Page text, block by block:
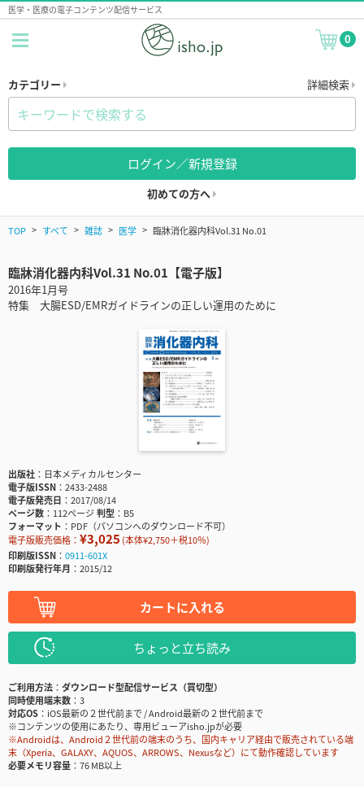
医学・医療の電子コンテンツ配信サービス
0
カテゴリー 詳細検索
ログイン／新規登録
初めての方へ
TOP すべて 雑誌 医学 臨牀消化器内科Vol.31 No.01
臨牀消化器内科Vol.31 No.01【電子版】
2016年1月号
特集 大腸ESD/EMRガイドラインの正しい運用のために
出版社
日本メディカルセンター
電子版ISSN
2433-2488
電子版発売日
2017/08/14
ページ数
112ページ判型
B5
フォーマット
PDF（パソコンへのダウンロード不可）
電子版販売価格： ¥3,025 (本体¥2,750＋税10％)
印刷版ISSN
0911-601X
印刷版発行年月
2015/12
カートに入れる
ちょっと立ち読み
ご利用方法
ダウンロード型配信サービス（買切型）
同時使用端末数
3
対応OS
iOS最新の２世代前まで / Android最新の２世代前まで
※コンテンツの使用にあたり、専用ビューアisho.jpが必要
※Androidは、Android２世代前の端末のうち、国内キャリア経由で販売されている端
末（Xperia、GALAXY、AQUOS、ARROWS、Nexusなど）にて動作確認しています
必要メモリ容量
76 MB以上